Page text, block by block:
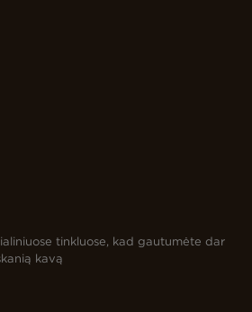
tinkluose, kad gautumėte dar
kavą